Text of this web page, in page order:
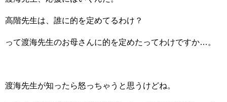
高階先生は、誰に的を定めてるわけ？
って渡海先生のお母さんに的を定めたってわけですか…。
渡海先生が知ったら怒っちゃうと思うけどね。